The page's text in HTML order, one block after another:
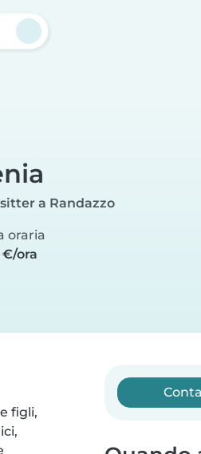
a Randazzo
oraria
€/ora
figli,